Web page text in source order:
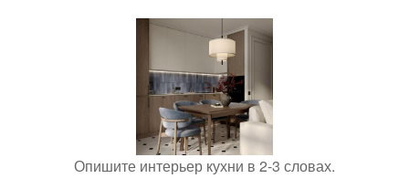
Опишите интерьер кухни в 2-3 словах.